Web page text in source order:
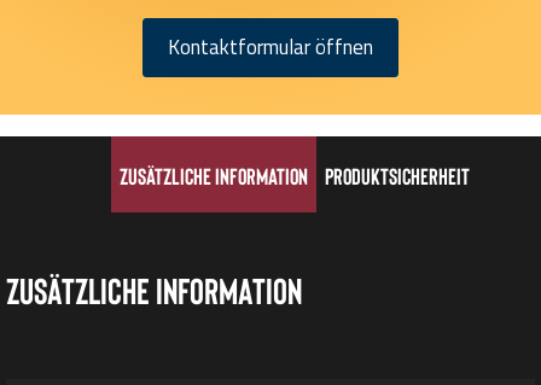
Kontaktformular öffnen
Zusätzliche Information Produktsicherheit
Zusätzliche Information